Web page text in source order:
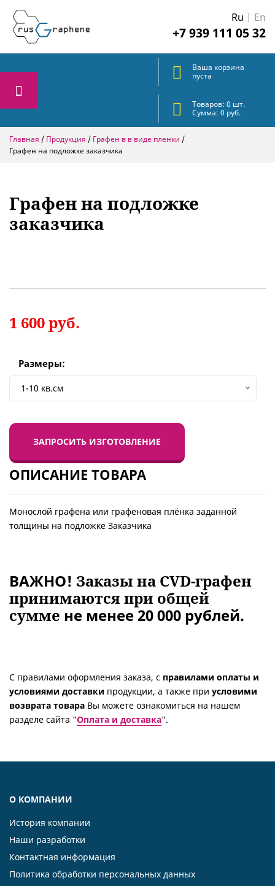
+7 939 111 05 32
Ru | En
Ваша корзина
пуста
Товаров: 0 шт.
Сумма: 0 руб.
Главная / Продукция / Графен в в виде пленки /
Графен на подложке заказчика
Графен на подложке
заказчика
1 600руб.
Размеры:
1-10 кв.см
ЗАПРОСИТЬ ИЗГОТОВЛЕНИЕ
ОПИСАНИЕ ТОВАРА
Монослой графена или графеновая плёнка заданной
толщины на подложке Заказчика
ВАЖНО! Заказы на CVD-графен
принимаются при общей
сумме не менее 20 000 рублей.
С правилами оформления заказа, с правилами оплаты и
условиями доставки продукции, а также при условими
возврата товара Вы можете ознакомиться на нашем
разделе сайта "Оплата и доставка".
О КОМПАНИИ
История компании
Наши разработки
Контактная информация
Политика обработки персональных данных